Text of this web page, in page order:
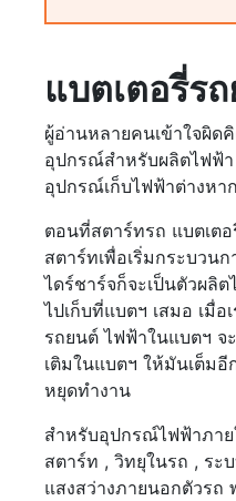
แบตเตอรี่ร
ผู้อ่านหลายคนเข้าใจผิด
อุปกรณ์สำหรับผลิตไฟฟ้
อุปกรณ์เก็บไฟฟ้าต่างหาก
ตอนที่สตาร์ทรถ แบตเตอ
สตาร์ทเพื่อเริ่มกระบวน
ไดร์ชาร์จก็จะเป็นตัวผลิ
ไปเก็บที่แบตฯ เสมอ เมื่
รถยนต์ ไฟฟ้าในแบตฯ จ
เติมในแบตฯ ให้มันเต็มอี
หยุดทำงาน
สำหรับอุปกรณ์ไฟฟ้าภา
สตาร์ท , วิทยุในรถ , ระ
แสงสว่างภายนอกตัวรถ